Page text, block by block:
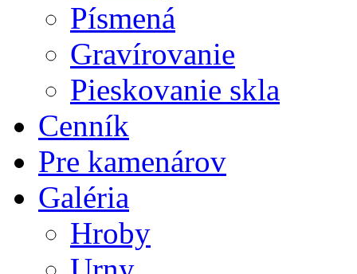
Písmená
Gravírovanie
Pieskovanie skla
Cenník
Pre kamenárov
Galéria
Hroby